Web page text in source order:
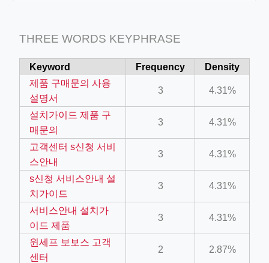
crew-neck-navy-blue/
THREE WORDS KEYPHRASE
Keyword Frequency
Density
제품 구매문의 사용
설명서
3 4.31%
설치가이드 제품 구
매문의
3 4.31%
고객센터 s신청 서비
스안내
3 4.31%
s신청 서비스안내 설
치가이드
3 4.31%
서비스안내 설치가
이드 제품
3 4.31%
윈세프 보보스 고객
센터
2 2.87%